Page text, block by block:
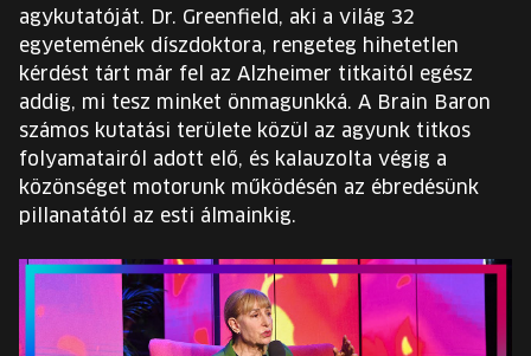
JEGYEK
KOSÁR
EN
Change
language:
EN
agykutatóját. Dr. Greenfield, aki a világ 32
egyetemének díszdoktora, rengeteg hihetetlen
kérdést tárt már fel az Alzheimer titkaitól egész
addig, mi tesz minket önmagunkká. A Brain Baron
számos kutatási területe közül az agyunk titkos
folyamatairól adott elő, és kalauzolta végig a
közönséget motorunk működésén az ébredésünk
pillanatától az esti álmainkig.